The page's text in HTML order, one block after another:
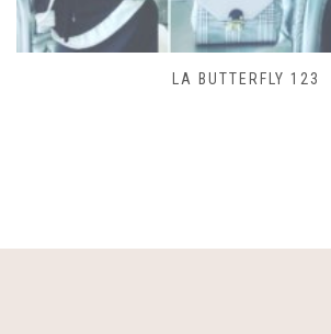
SAC LACET 480